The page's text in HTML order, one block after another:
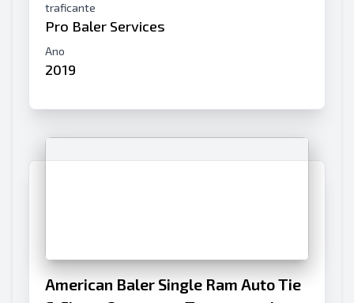
traficante
Pro Baler Services
Ano
2019
American Baler Single Ram Auto Tie